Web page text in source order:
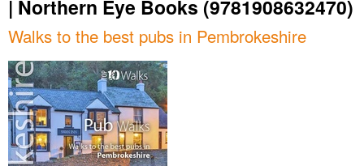
| Northern Eye Books (9781908632470)
Walks to the best pubs in Pembrokeshire